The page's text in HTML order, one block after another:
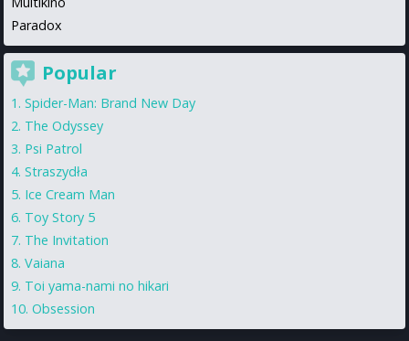
Paradox
Popular
Spider-Man: Brand New Day
The Odyssey
Psi Patrol
Straszydła
Ice Cream Man
Toy Story 5
The Invitation
Vaiana
Toi yama-nami no hikari
Obsession